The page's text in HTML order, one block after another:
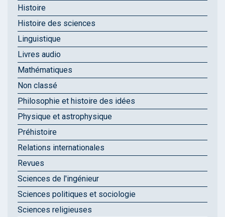
Histoire
Histoire des sciences
Linguistique
Livres audio
Mathématiques
Non classé
Philosophie et histoire des idées
Physique et astrophysique
Préhistoire
Relations internationales
Revues
Sciences de l'ingénieur
Sciences politiques et sociologie
Sciences religieuses